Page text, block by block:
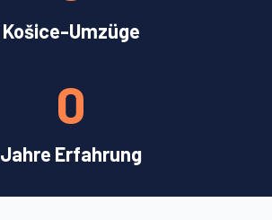
Košice-Umzüge
Jahre Erfahrung
0